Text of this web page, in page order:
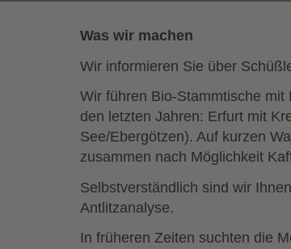
Was wir machen
Wir informieren Sie über
Wir führen Bio-Stammtische
den letzten Jahren: Erfurt mit
See/Ebergötzen). Auf kurzen
zusammen nach Möglichkeit
Selbstverständlich sind wir
Antlitzanalyse.
In früheren Zeiten suchten die